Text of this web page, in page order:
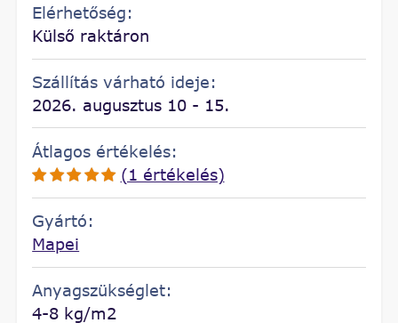
Elérhetőség:
Külső raktáron
Szállítás várható ideje:
2026. augusztus 10 - 15.
Átlagos értékelés:
(1 értékelés)
Gyártó:
Mapei
Anyagszükséglet:
4-8 kg/m2